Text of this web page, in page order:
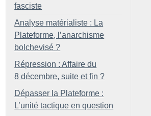
fasciste
Analyse matérialiste : La
Plateforme, l’anarchisme
bolchevisé ?
Répression : Affaire du
8 décembre, suite et fin ?
Dépasser la Plateforme :
L’unité tactique en question